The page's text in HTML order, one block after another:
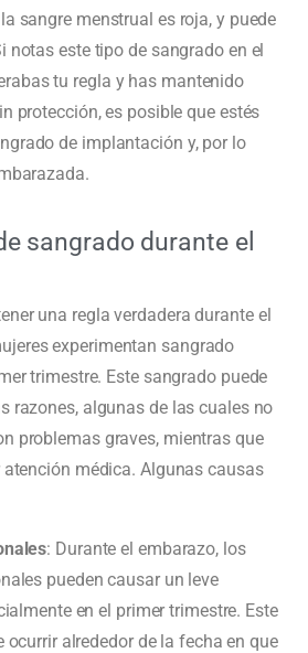
sangre menstrual es roja, y puede
notas este tipo de sangrado en el
tu regla y has mantenido
protección, es posible que estés
de implantación y, por lo
sangrado durante el
una regla verdadera durante el
experimentan sangrado
trimestre. Este sangrado puede
razones, algunas de las cuales no
problemas graves, mientras que
médica. Algunas causas
: Durante el embarazo, los
pueden causar un leve
en el primer trimestre. Este
ocurrir alrededor de la fecha en que